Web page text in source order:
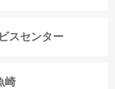
スセンター
崎